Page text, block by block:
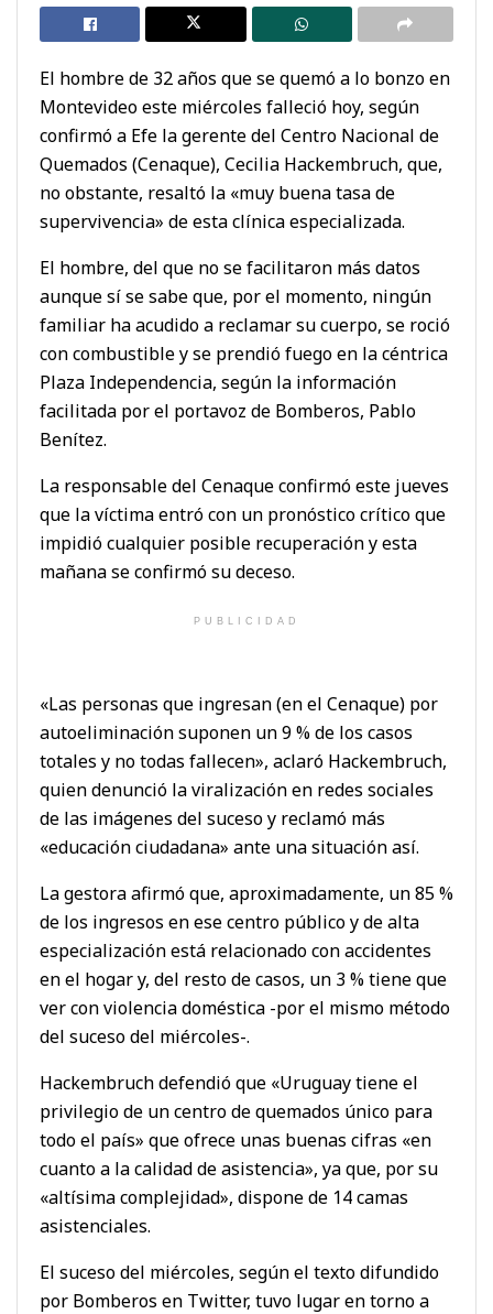
El hombre de 32 años que se quemó a lo bonzo en
Montevideo este miércoles falleció hoy, según
confirmó a Efe la gerente del Centro Nacional de
Quemados (Cenaque), Cecilia Hackembruch, que,
no obstante, resaltó la «muy buena tasa de
supervivencia» de esta clínica especializada.
El hombre, del que no se facilitaron más datos
aunque sí se sabe que, por el momento, ningún
familiar ha acudido a reclamar su cuerpo, se roció
con combustible y se prendió fuego en la céntrica
Plaza Independencia, según la información
facilitada por el portavoz de Bomberos, Pablo
Benítez.
La responsable del Cenaque confirmó este jueves
que la víctima entró con un pronóstico crítico que
impidió cualquier posible recuperación y esta
mañana se confirmó su deceso.
PUBLICIDAD
«Las personas que ingresan (en el Cenaque) por
autoeliminación suponen un 9 % de los casos
totales y no todas fallecen», aclaró Hackembruch,
quien denunció la viralización en redes sociales
de las imágenes del suceso y reclamó más
«educación ciudadana» ante una situación así.
La gestora afirmó que, aproximadamente, un 85 %
de los ingresos en ese centro público y de alta
especialización está relacionado con accidentes
en el hogar y, del resto de casos, un 3 % tiene que
ver con violencia doméstica -por el mismo método
del suceso del miércoles-.
Hackembruch defendió que «Uruguay tiene el
privilegio de un centro de quemados único para
todo el país» que ofrece unas buenas cifras «en
cuanto a la calidad de asistencia», ya que, por su
«altísima complejidad», dispone de 14 camas
asistenciales.
El suceso del miércoles, según el texto difundido
por Bomberos en Twitter, tuvo lugar en torno a